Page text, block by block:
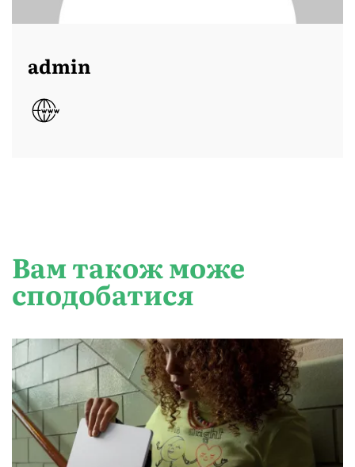
admin
Вам також може
сподобатися